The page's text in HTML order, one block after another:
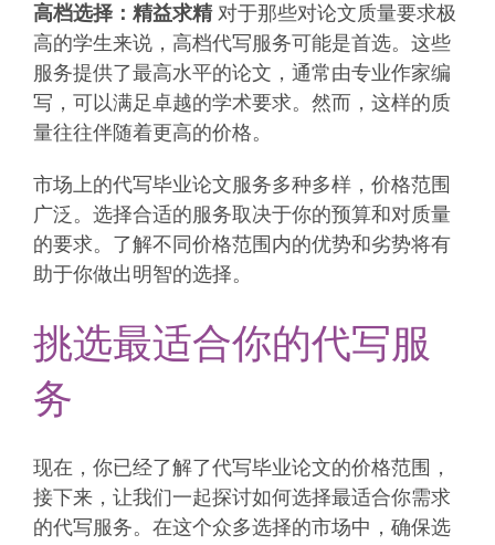
高档选择：精益求精对于那些对论文质量要求极
高的学生来说，高档代写服务可能是首选。这些
服务提供了最高水平的论文，通常由专业作家编
写，可以满足卓越的学术要求。然而，这样的质
量往往伴随着更高的价格。
市场上的代写毕业论文服务多种多样，价格范围
广泛。选择合适的服务取决于你的预算和对质量
的要求。了解不同价格范围内的优势和劣势将有
助于你做出明智的选择。
挑选最适合你的代写服
务
现在，你已经了解了代写毕业论文的价格范围，
接下来，让我们一起探讨如何选择最适合你需求
的代写服务。在这个众多选择的市场中，确保选